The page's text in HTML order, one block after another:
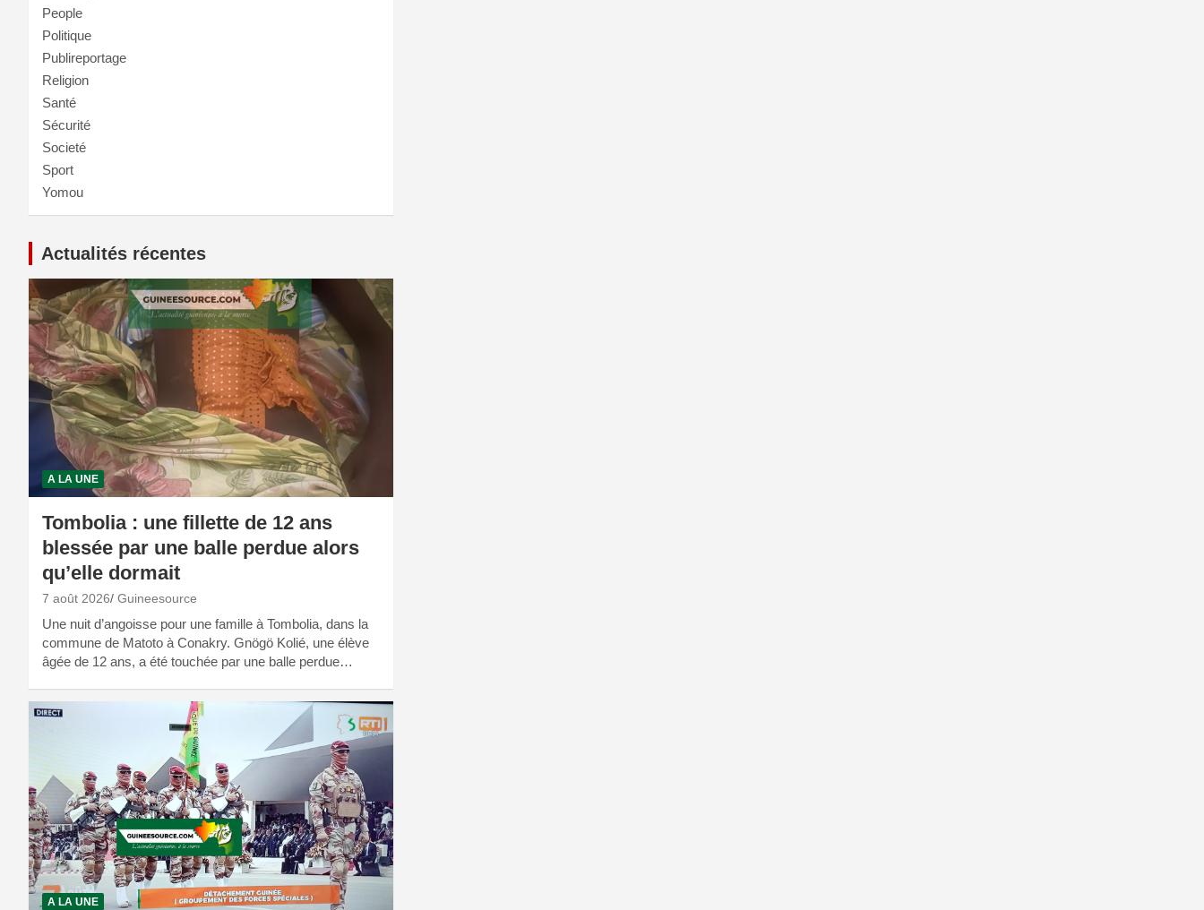
People
Politique
Publireportage
Religion
Santé
Sécurité
Societé
Sport
Yomou
Actualités récentes
A LA UNE
Tombolia : une fillette de 12 ans
blessée par une balle perdue alors
qu’elle dormait
7 août 2026 Guineesource
Une nuit d’angoisse pour une famille à Tombolia, dans la
commune de Matoto à Conakry. Gnögö Kolié, une élève
âgée de 12 ans, a été touchée par une balle perdue…
A LA UNE